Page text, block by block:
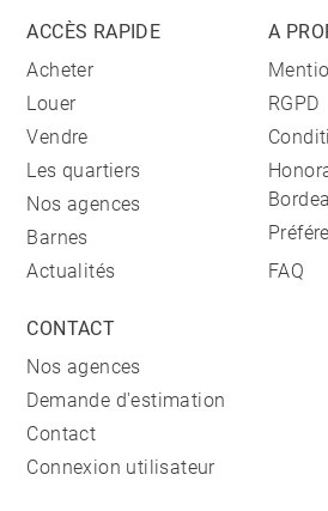
ACCÈS RAPIDE
Acheter
Louer
Vendre
Les quartiers
Nos agences
Barnes
Actualités
A
RGPD
FAQ
CONTACT
Nos agences
Demande d'estimation
Contact
Connexion utilisateur